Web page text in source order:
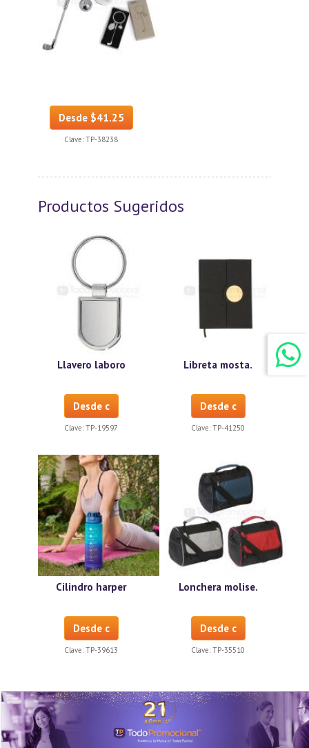
Desde $41.25
Clave: TP-38238
Productos Sugeridos
Llavero laboro
Desde c
Clave: TP-19597
Libreta mosta.
Desde c
Clave: TP-41250
Cilindro harper
Desde c
Clave: TP-39613
Lonchera molise.
Desde c
Clave: TP-35510